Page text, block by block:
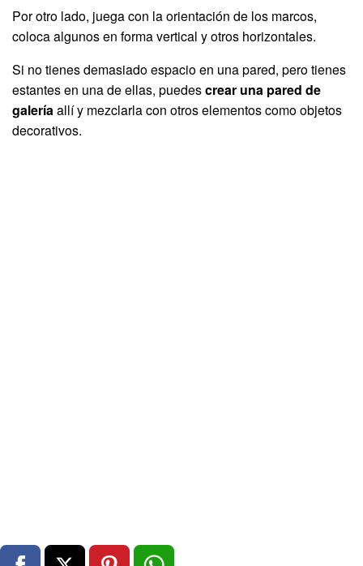
Por otro lado, juega con la orientación de los marcos,
coloca algunos en forma vertical y otros horizontales.
Si no tienes demasiado espacio en una pared, pero tienes
estantes en una de ellas, puedescrear una pared de
galeríaallí y mezclarla con otros elementos como objetos
decorativos.